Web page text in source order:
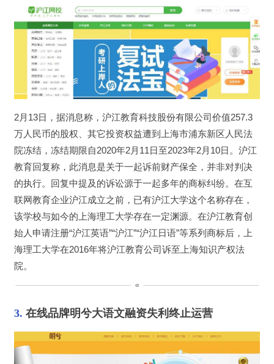
2月13日，据消息称，沪江教育科技股份有限公司价值257.3
万人民币的股权、其它投资权益遭到上海市浦东新区人民法
院冻结，冻结期限自2020年2月11日至2023年2月10日。沪江
教育回复称，此消息是关于一起诉前财产保全，并非对判决
的执行。回复中提及的诉讼源于一起多年的商标纠纷。在互
联网教育企业沪江成立之前，已有沪江大学这个名称存在，
该学校与如今的上海理工大学存在一定渊源。在沪江教育创
始人申请注册“沪江英语”“沪江”“沪江日语”等系列商标后，上
海理工大学在2016年将沪江教育公司诉至上海知识产权法
院。
3. 在线品牌明兮大语文融资失利终止运营